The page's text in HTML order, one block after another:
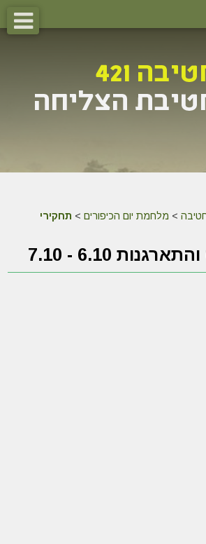
> מלחמת יום הכיפורים > תחקירי
6.10 - 7.10